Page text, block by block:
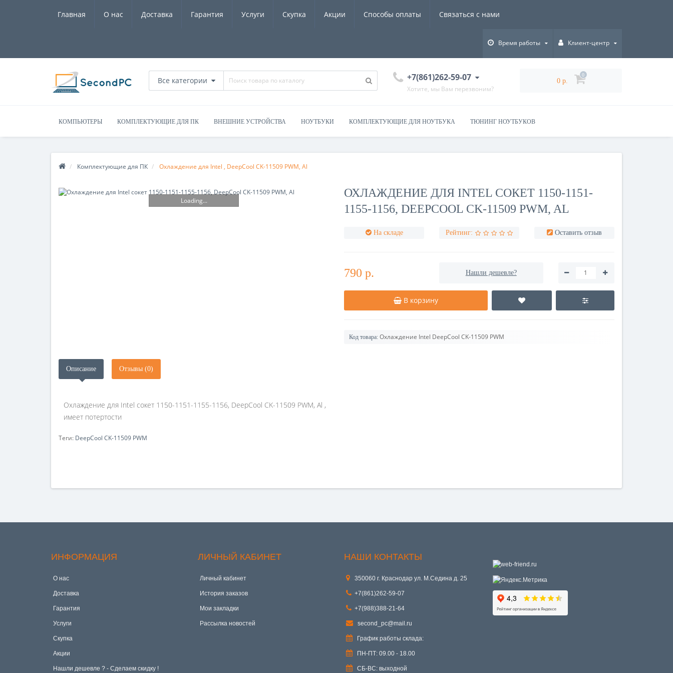
Главная О нас Доставка Гарантия Услуги Скупка Акции Способы оплаты Связаться с нами
Время работы Клиент-центр
Все категории +7(861)262-59-07
Хотите, мы Вам перезвоним?
0 р.
0
КОМПЬЮТЕРЫ КОМПЛЕКТУЮЩИЕ ДЛЯ ПК ВНЕШНИЕ УСТРОЙСТВА НОУТБУКИ КОМПЛЕКТУЮЩИЕ ДЛЯ НОУТБУКА ТЮНИНГ НОУТБУКОВ
Комплектующие для ПК Охлаждение для Intel , DeepCool CK-11509 PWM, Al
Loading...
ОХЛАЖДЕНИЕ ДЛЯ INTEL СОКЕТ 1150-1151-
1155-1156, DEEPCOOL CK-11509 PWM, AL
На складе Рейтинг: Оставить отзыв
790 р. Нашли дешевле?
В корзину
Код товара: Охлаждение Intel DeepCool CK-11509 PWM
Описание Отзывы (0)
Охлаждение для Intel сокет 1150-1151-1155-1156, DeepCool CK-11509 PWM, Al ,
имеет потертости
Теги: DeepCool CK-11509 PWM
ИНФОРМАЦИЯ
О нас
Доставка
Гарантия
Услуги
Скупка
Акции
Hашли дешевле ? - Сделаем скидку !
ЛИЧНЫЙ КАБИНЕТ
Личный кабинет
История заказов
Мои закладки
Рассылка новостей
НАШИ КОНТАКТЫ
350060 г. Краснодар ул. М.Седина д. 25
+7(861)262-59-07
+7(988)388-21-64
second_pc@mail.ru
График работы склада:
ПН-ПТ: 09.00 - 18.00
СБ-ВС: выходной